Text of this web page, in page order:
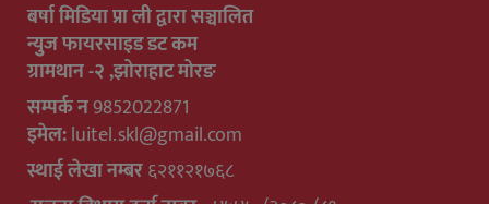
बर्षा मिडिया प्रा ली द्वारा सञ्चालित
न्युुज फायरसाइड डट कम
ग्रामथान -२ ,झोराहाट मोरङ
सम्पर्क न9852022871
इमेल:luitel.skl@gmail.com
स्थाई लेखा नम्बर६२११२१७६८